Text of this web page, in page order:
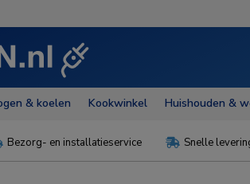
& koelen Kookwinkel Huishouden &
Bezorg- en installatieservice  Snelle